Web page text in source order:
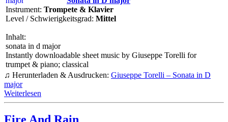
Instrument: Trompete & Klavier
Level / Schwierigkeitsgrad: Mittel
Inhalt:
sonata in d major
Instantly downloadable sheet music by Giuseppe Torelli for
trumpet & piano; classical
♫ Herunterladen & Ausdrucken: Giuseppe Torelli – Sonata in D
major
Weiterlesen